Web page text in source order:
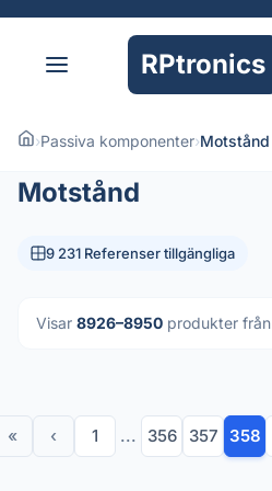
RPtronics
›Passiva komponenter›Motstånd
Motstånd
9 231 Referenser tillgängliga
Visar 8926–8950 produkter från
« ‹ 1 ... 356 357 358